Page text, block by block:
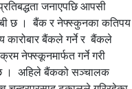
जनाएपछि आपसी
छ । बैंक र नेफ्स्कुनका कतिपय
कारोबार बैंकले गर्ने र बैंकले
नेफ्स्कूनमार्फत गर्ने गरी
छ । अहिले बैंकको सञ्चालक